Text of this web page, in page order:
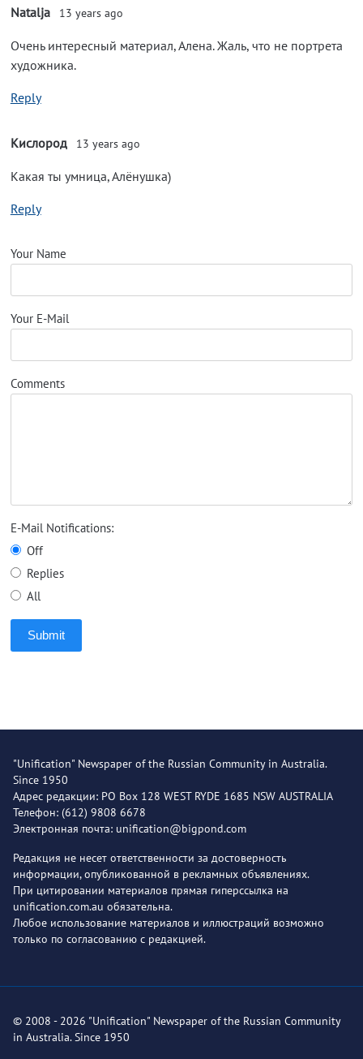
Natalja 13 years ago
Очень интересный материал, Алена. Жаль, что не портрета
художника.
Reply
Кислород 13 years ago
Какая ты умница, Алёнушка)
Reply
Your Name
Your E-Mail
Comments
E-Mail Notifications:
Off
Replies
All
Submit
"Unification" Newspaper of the Russian Community in Australia.
Since 1950
Адрес редакции: PO Box 128 WEST RYDE 1685 NSW AUSTRALIA
Телефон: (612) 9808 6678
Электронная почта: unification@bigpond.com
Редакция не несет ответственности за достоверность
информации, опубликованной в рекламных объявлениях.
При цитировании материалов прямая гиперссылка на
unification.com.au обязательна.
Любое использование материалов и иллюстраций возможно
только по согласованию с редакцией.
© 2008 - 2026 "Unification" Newspaper of the Russian Community
in Australia. Since 1950